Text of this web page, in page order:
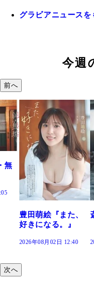
グラビアニュースを
今週
前へ
斎藤恭代
『BOUND』
2026年08月02日 12:35
次へ